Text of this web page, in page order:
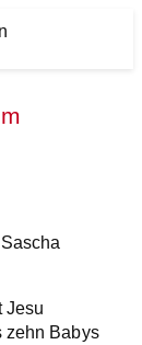
Jesu
zehn Babys